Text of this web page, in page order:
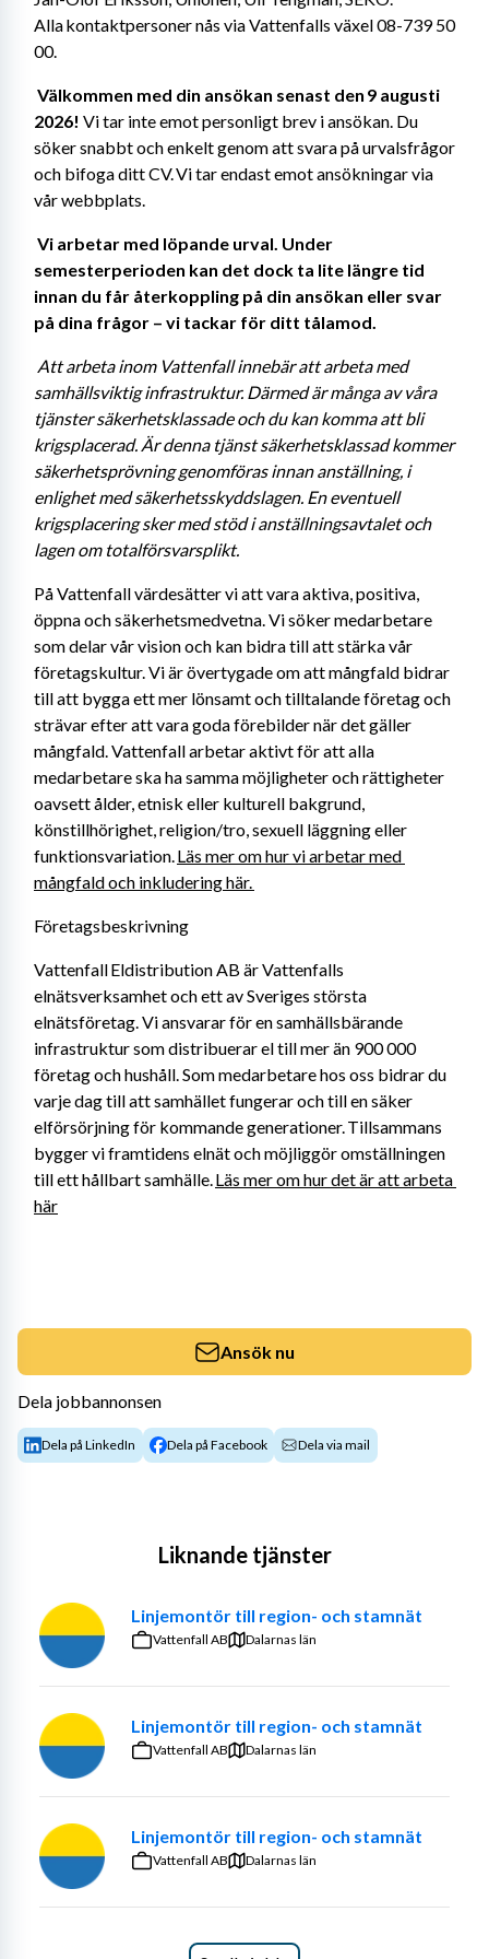
Alla kontaktpersoner nås via Vattenfalls växel 08-739 50
00.
Välkommen med din ansökan senast den 9 augusti
2026! Vi tar inte emot personligt brev i ansökan. Du
söker snabbt och enkelt genom att svara på urvalsfrågor
och bifoga ditt CV. Vi tar endast emot ansökningar via
vår webbplats.
Vi arbetar med löpande urval. Under
semesterperioden kan det dock ta lite längre tid
innan du får återkoppling på din ansökan eller svar
på dina frågor – vi tackar för ditt tålamod.
Att arbeta inom Vattenfall innebär att arbeta med
samhällsviktig infrastruktur. Därmed är många av våra
tjänster säkerhetsklassade och du kan komma att bli
krigsplacerad. Är denna tjänst säkerhetsklassad kommer
säkerhetsprövning genomföras innan anställning, i
enlighet med säkerhetsskyddslagen. En eventuell
krigsplacering sker med stöd i anställningsavtalet och
lagen om totalförsvarsplikt.
På Vattenfall värdesätter vi att vara aktiva, positiva,
öppna och säkerhetsmedvetna. Vi söker medarbetare
som delar vår vision och kan bidra till att stärka vår
företagskultur. Vi är övertygade om att mångfald bidrar
till att bygga ett mer lönsamt och tilltalande företag och
strävar efter att vara goda förebilder när det gäller
mångfald. Vattenfall arbetar aktivt för att alla
medarbetare ska ha samma möjligheter och rättigheter
oavsett ålder, etnisk eller kulturell bakgrund,
könstillhörighet, religion/tro, sexuell läggning eller
funktionsvariation. Läs mer om hur vi arbetar med
mångfald och inkludering här.
Företagsbeskrivning
Vattenfall Eldistribution AB är Vattenfalls
elnätsverksamhet och ett av Sveriges största
elnätsföretag. Vi ansvarar för en samhällsbärande
infrastruktur som distribuerar el till mer än 900 000
företag och hushåll. Som medarbetare hos oss bidrar du
varje dag till att samhället fungerar och till en säker
elförsörjning för kommande generationer. Tillsammans
bygger vi framtidens elnät och möjliggör omställningen
till ett hållbart samhälle. Läs mer om hur det är att arbeta
här
Ansök nu
Dela jobbannonsen
Dela på LinkedIn Dela på Facebook Dela via mail
Liknande tjänster
Linjemontör till region- och stamnät
Vattenfall AB Dalarnas län
Linjemontör till region- och stamnät
Vattenfall AB Dalarnas län
Linjemontör till region- och stamnät
Vattenfall AB Dalarnas län